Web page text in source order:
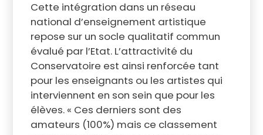
Cette intégration dans un réseau
national d’enseignement artistique
repose sur un socle qualitatif commun
évalué par l’Etat. L’attractivité du
Conservatoire est ainsi renforcée tant
pour les enseignants ou les artistes qui
interviennent en son sein que pour les
élèves. « Ces derniers sont des
amateurs (100%) mais ce classement